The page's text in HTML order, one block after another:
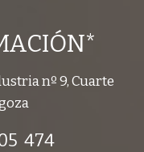
nº 9, Cuarte
474